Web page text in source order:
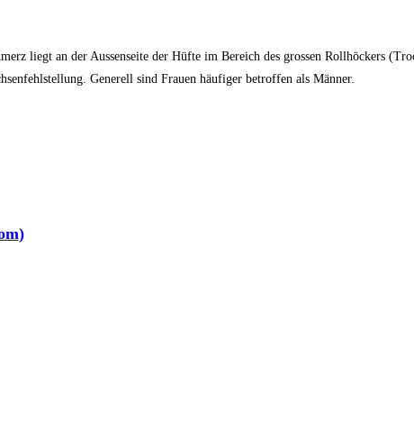
liegt an der Aussenseite der Hüfte im Bereich des grossen Rollhöckers
Generell sind Frauen häufiger betroffen als Männer.